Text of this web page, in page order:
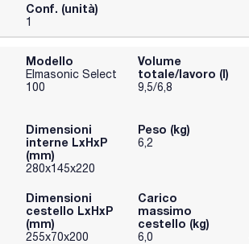
Conf. (unità)
1
Modello
Elmasonic Select
100
Volume
totale/lavoro (l)
9,5/6,8
Dimensioni
interne LxHxP
(mm)
280x145x220
Peso (kg)
6,2
Dimensioni
cestello LxHxP
(mm)
255x70x200
Carico
massimo
cestello (kg)
6,0